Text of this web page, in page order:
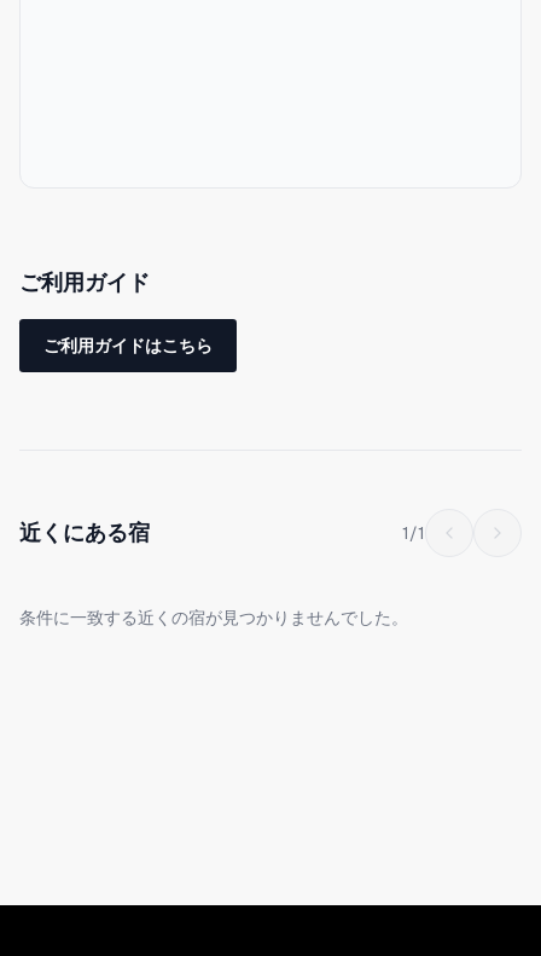
1DK30㎡のお部屋です。一部屋丸ごと貸切で、他のゲストとの共
有は一切ございません。
海外ホテルのような洗練されたデザインのお部屋で、快適にお過
室、トイレございます。
ご利用ガイド
ご利用ガイドはこちら
近くにある宿 1/1
条件に一致する近くの宿が見つかりませんでした。